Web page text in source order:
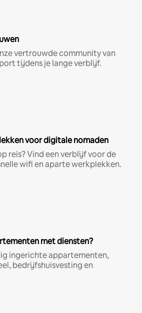
vertrouwde community van
tijdens je lange verblijf.
voor digitale nomaden
reis? Vind een verblijf voor de
wifi en aparte werkplekken.
met diensten?
ingerichte appartementen,
bedrijfshuisvesting en